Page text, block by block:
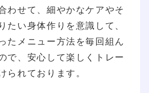
わせて、細やかなケアやそ
たい身体作りを意識して、
たメニュー方法を毎回組ん
で、安心して楽しくトレー
られております。